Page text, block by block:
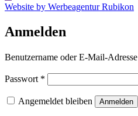
Website by Werbeagentur Rubikon
Anmelden
Benutzername oder E-Mail-Adresse
Passwort *
Angemeldet bleiben Anmelden